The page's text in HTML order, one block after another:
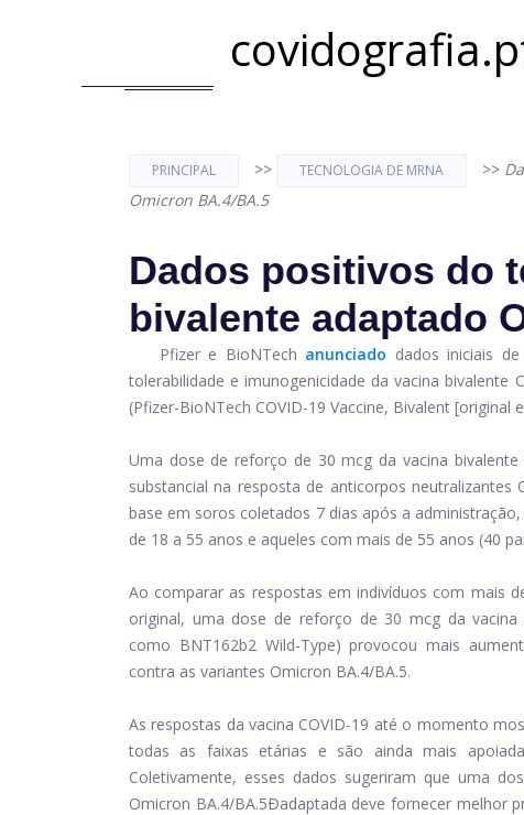
PRINCIPAL >> TECNOLOGIA DE MRNA >>
Omicron BA.4/BA.5
Dados positivos do
bivalente adaptado
Pfizer e BioNTech anunciado dados iniciais
tolerabilidade e imunogenicidade da vacina bivalente
(Pfizer-BioNTech COVID-19 Vaccine, Bivalent [original
Uma dose de reforço de 30 mcg da vacina
substancial na resposta de anticorpos
base em soros coletados 7 dias após a
de 18 a 55 anos e aqueles com mais de 55 anos (40
Ao comparar as respostas em indivíduos com mais
original, uma dose de reforço de 30 mcg da vacina
como BNT162b2 Wild-Type) provocou mais
contra as variantes Omicron BA.4/BA.5.
As respostas da vacina COVID-19 até o momento
todas as faixas etárias e são ainda mais
Coletivamente, esses dados sugeriram que uma
Omicron BA.4/BA.5Ðadaptada deve fornecer melhor